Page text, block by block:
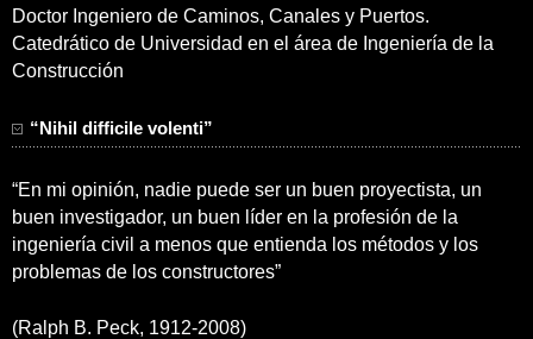
Doctor Ingeniero de Caminos, Canales y Puertos.
Catedrático de Universidad en el área de Ingeniería de la
Construcción
“Nihil difficile volenti”
“En mi opinión, nadie puede ser un buen proyectista, un
buen investigador, un buen líder en la profesión de la
ingeniería civil a menos que entienda los métodos y los
problemas de los constructores”
(Ralph B. Peck, 1912-2008)